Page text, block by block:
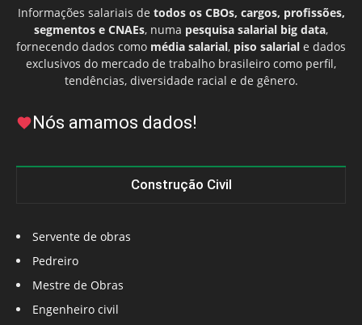
Informações salariais de todos os CBOs, cargos, profissões,
segmentos e CNAEs, numa pesquisa salarial big data,
fornecendo dados como média salarial, piso salarial e dados
exclusivos do mercado de trabalho brasileiro como perfil,
tendências, diversidade racial e de gênero.
Nós amamos dados!
Construção Civil
Servente de obras
Pedreiro
Mestre de Obras
Engenheiro civil